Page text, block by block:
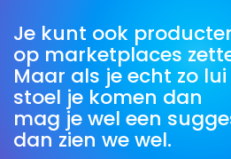
Je kunt ook
op marketplaces
Maar als je echt zo
stoel je komen dan
mag je wel een
dan zien we wel.